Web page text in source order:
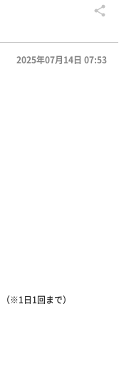
2025年07月14日 07:53
※1日1回まで）